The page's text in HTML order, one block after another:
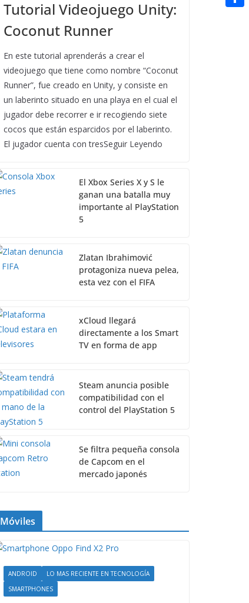
Tutorial Videojuego Unity:
Coconut Runner
En este tutorial aprenderás a crear el
videojuego que tiene como nombre “Coconut
Runner”, fue creado en Unity, y consiste en
un laberinto situado en una playa en el cual el
jugador debe recorrer e ir recogiendo siete
cocos que están esparcidos por el laberinto.
El jugador cuenta con tresSeguir Leyendo
El Xbox Series X y S le
ganan una batalla muy
importante al PlayStation
5
Zlatan Ibrahimović
protagoniza nueva pelea,
esta vez con el FIFA
xCloud llegará
directamente a los Smart
TV en forma de app
Steam anuncia posible
compatibilidad con el
control del PlayStation 5
Se filtra pequeña consola
de Capcom en el
mercado japonés
Móviles
ANDROID
LO MAS RECIENTE EN TECNOLOGÍA
SMARTPHONES
n
a